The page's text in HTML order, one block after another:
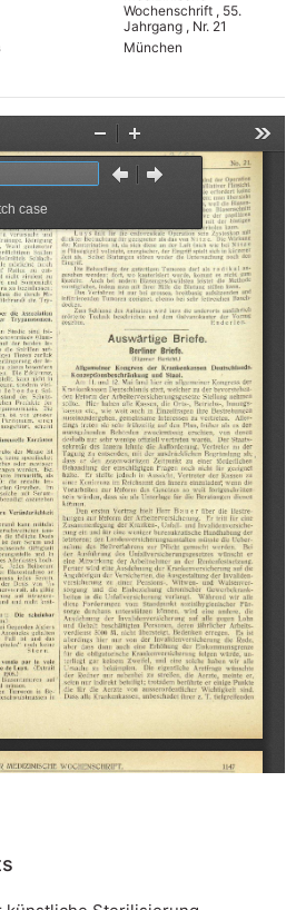
Wochenschrift , 55.
Jahrgang , Nr. 21
München